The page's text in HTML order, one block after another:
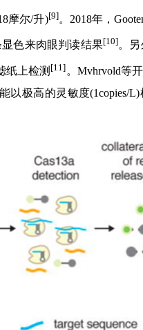
摩尔/升)[9]。2018年，
显色来肉眼判读结果[10]。另
纸上检测 [11] 。Mvhrvold等
极高的灵敏度(1copies/